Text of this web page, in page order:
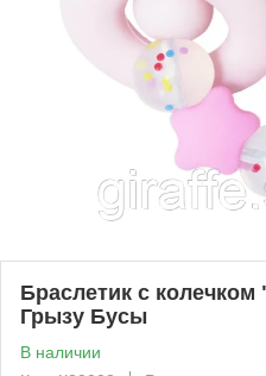
Браслетик с
Грызу Бусы
В наличии